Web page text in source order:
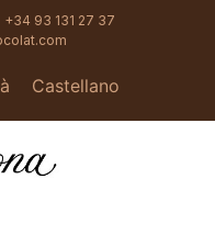
+34 93 131 27 37
Castellano